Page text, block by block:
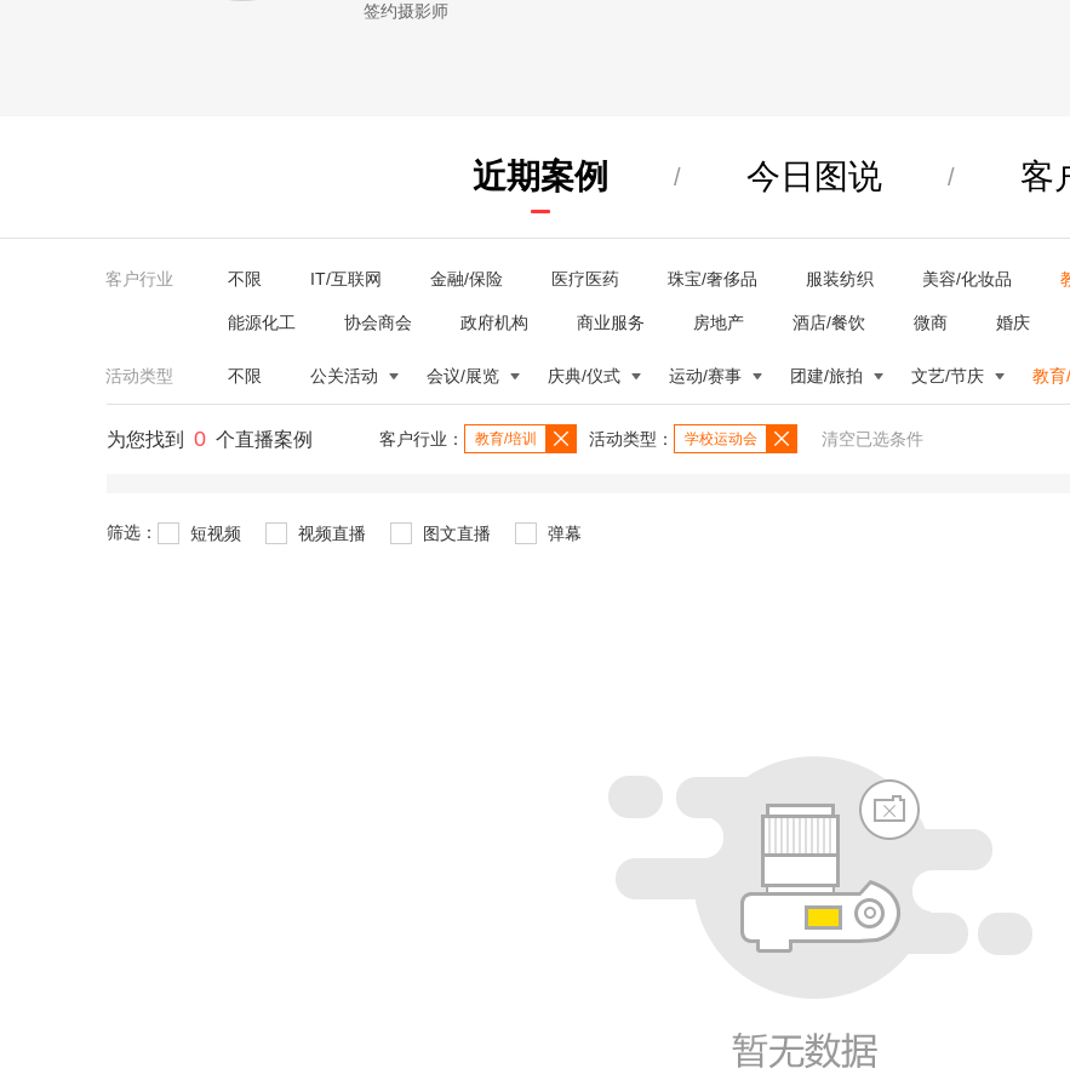
签约摄影师
近期案例 / 今日图说 / 客
客户行业 不限 IT/互联网 金融/保险 医疗医药 珠宝/奢侈品 服装纺织 美容/化妆品
能源化工 协会商会 政府机构 商业服务 房地产 酒店/餐饮 微商 婚庆
活动类型 不限 公关活动 会议/展览 庆典/仪式 运动/赛事 团建/旅拍 文艺/节庆 教育
为您找到 0 个直播案例 客户行业： 教育/培训 活动类型： 学校运动会 清空已选条件
筛选： 短视频 视频直播 图文直播 弹幕